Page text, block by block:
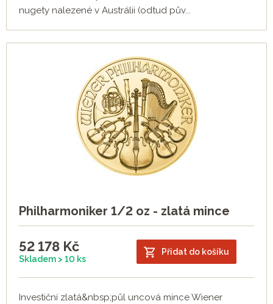
nugety nalezené v Austrálii (odtud pův...
Philharmoniker 1/2 oz - zlatá mince
52 178 Kč
Skladem > 10 ks
Přidat do košíku
Investiční zlatá&nbsp;půl uncová mince Wiener